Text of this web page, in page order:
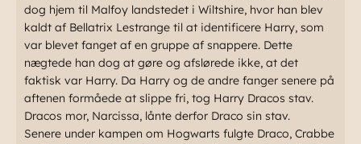
dog hjem til Malfoy landstedet i Wiltshire, hvor han blev
kaldt af Bellatrix Lestrange til at identificere Harry, som
var blevet fanget af en gruppe af snappere. Dette
nægtede han dog at gøre og afslørede ikke, at det
faktisk var Harry. Da Harry og de andre fanger senere på
aftenen formåede at slippe fri, tog Harry Dracos stav.
Dracos mor, Narcissa, lånte derfor Draco sin stav.
Senere under kampen om Hogwarts fulgte Draco, Crabbe